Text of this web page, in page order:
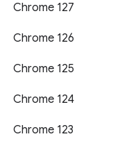
Chrome 127
Chrome 126
Chrome 125
Chrome 124
Chrome 123